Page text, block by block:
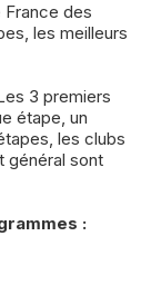
France des
les meilleurs
3 premiers
étape, un
les clubs
général sont
: